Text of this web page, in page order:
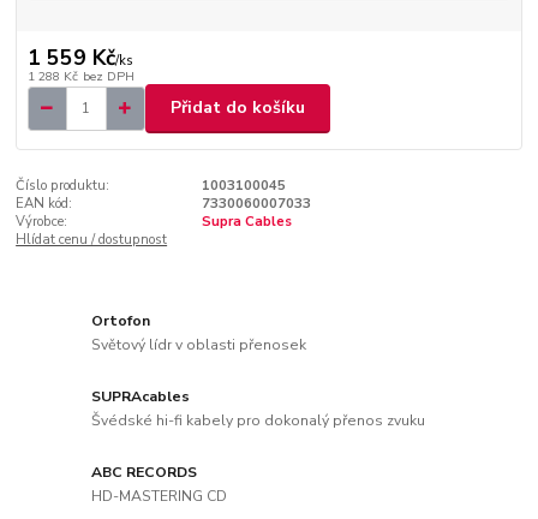
1 559 Kč/ks
1 288 Kč bez DPH
Přidat do košíku
Číslo produktu:
1003100045
EAN kód:
7330060007033
Výrobce:
Supra Cables
Hlídat cenu / dostupnost
Ortofon
Světový lídr v oblasti přenosek
SUPRAcables
Švédské hi-fi kabely pro dokonalý přenos zvuku
ABC RECORDS
HD-MASTERING CD